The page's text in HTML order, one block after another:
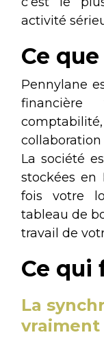
activité
Ce que
Pennylane
financière
La société
stockées en
fois votre
tableau de
travail de
Ce qui
La